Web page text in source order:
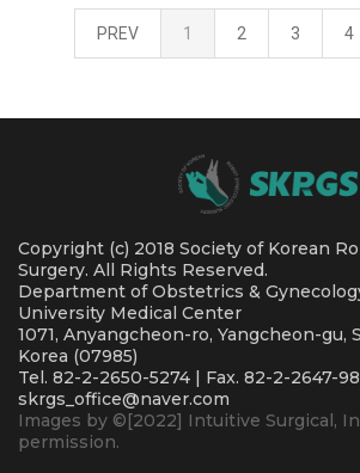
PREV 1 2 3 4
Copyright (c) 2018 Society of Korean
Surgery. All Rights Reserved.
Department of Obstetrics &
University Medical Center
1071, Anyangcheon-ro, Yangcheon-gu,
Korea (07985)
Tel. 82-2-2650-5274 | Fax. 82-2-2647-
skrgs_office@naver.com
Images by ©[2022] Intuitive Surgical,
permission.